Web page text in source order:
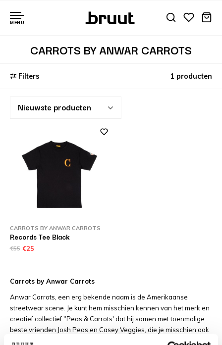
MENU
CARROTS BY ANWAR CARROTS
Filters 1 producten
Nieuwste producten
CARROTS BY ANWAR CARROTS
Records Tee Black
€55 €25
Carrots by Anwar Carrots
Anwar Carrots, een erg bekende naam is de Amerikaanse
streetwear scene. Je kunt hem misschien kennen van het merk en
creatief collectief "Peas & Carrots' dat hij samen met toenmalige
beste vrienden Josh Peas en Casey Veggies, die je misschien ook
wel kent van hiphop collective Odd Future, oprichtte in 2007. Het